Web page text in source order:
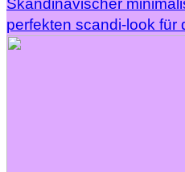
Skandinavischer
perfekten scandi-look für